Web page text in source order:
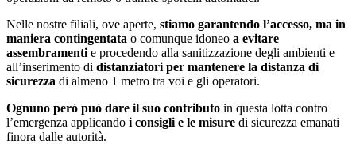
Nelle nostre filiali, ove aperte, stiamo garantendo l’accesso, ma in
maniera contingentata o comunque idoneo a evitare
assembramenti e procedendo alla sanitizzazione degli ambienti e
all’inserimento di distanziatori per mantenere la distanza di
sicurezza di almeno 1 metro tra voi e gli operatori.
Ognuno però può dare il suo contributo in questa lotta contro
l’emergenza applicando i consigli e le misure di sicurezza emanati
finora dalle autorità.